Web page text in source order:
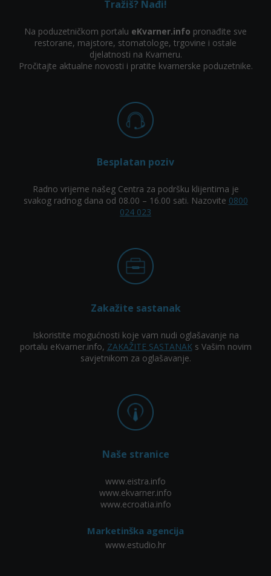
Tražiš? Nađi!
Na poduzetničkom portalu eKvarner.info pronađite sve
restorane, majstore, stomatologe, trgovine i ostale
djelatnosti na Kvarneru.
Pročitajte aktualne novosti i pratite kvarnerske poduzetnike.
Besplatan poziv
Radno vrijeme našeg Centra za podršku klijentima je
svakog radnog dana od 08.00 – 16.00 sati. Nazovite 0800
024 023
Zakažite sastanak
Iskoristite mogućnosti koje vam nudi oglašavanje na
portalu eKvarner.info, ZAKAŽITE SASTANAKs Vašim novim
savjetnikom za oglašavanje.
Naše stranice
www.eistra.info
www.ekvarner.info
www.ecroatia.info
Marketinška agencija
www.estudio.hr